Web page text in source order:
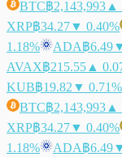
BTC฿2,143,993 ▲
XRP฿34.27▼ 0.40%
1.18%
ADA฿6.49
AVAX฿215.55 ▲
KUB฿19.82 ▼ 0.71%
BTC฿2,143,993 ▲
XRP฿34.27▼ 0.40%
1.18%
ADA฿6.49